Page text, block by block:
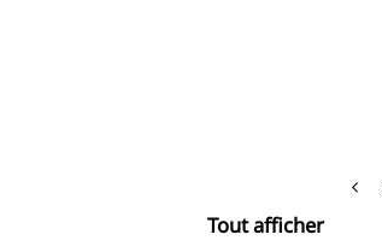
Tout afficher